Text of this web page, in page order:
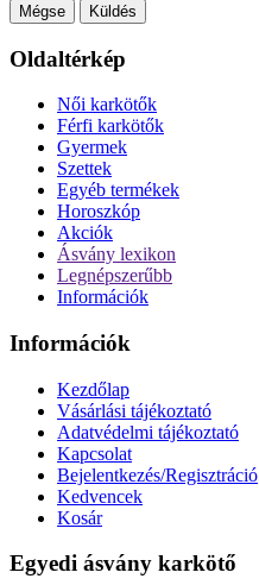
Mégse Küldés
Oldaltérkép
Női karkötők
Férfi karkötők
Gyermek
Szettek
Egyéb termékek
Horoszkóp
Akciók
Ásvány lexikon
Legnépszerűbb
Információk
Információk
Kezdőlap
Vásárlási tájékoztató
Adatvédelmi tájékoztató
Kapcsolat
Bejelentkezés/Regisztráció
Kedvencek
Kosár
Egyedi ásvány karkötő